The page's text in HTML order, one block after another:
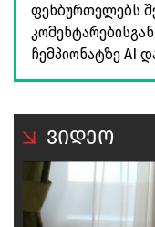
ფეხბურთელებს
ჩემპიონატზე AI
ვიდეო